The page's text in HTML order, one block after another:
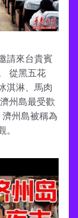
請來台貴賓
從黑五花
淇淋、馬肉
州島最受歡
州島被稱為
。